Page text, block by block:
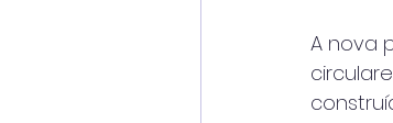
A nova